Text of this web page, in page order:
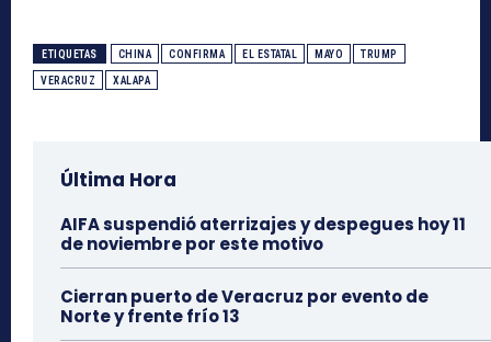
ETIQUETAS CHINA CONFIRMA EL ESTATAL MAYO TRUMP
VERACRUZ XALAPA
Última Hora
AIFA suspendió aterrizajes y despegues hoy 11
de noviembre por este motivo
Cierran puerto de Veracruz por evento de
Norte y frente frío 13